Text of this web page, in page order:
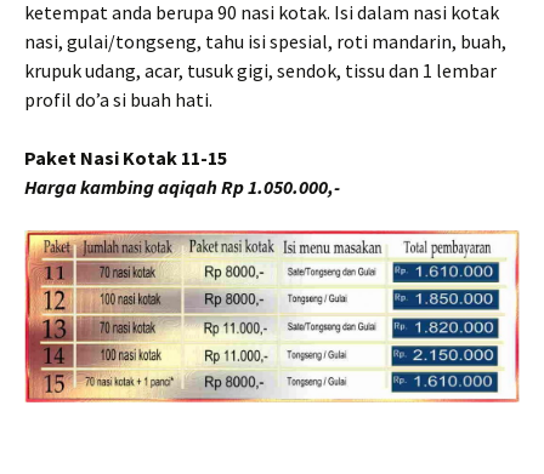
ketempat anda berupa 90 nasi kotak. Isi dalam nasi kotak
nasi, gulai/tongseng, tahu isi spesial, roti mandarin, buah,
krupuk udang, acar, tusuk gigi, sendok, tissu dan 1 lembar
profil do’a si buah hati.
Paket Nasi Kotak 11-15
Harga kambing aqiqah Rp 1.050.000,-